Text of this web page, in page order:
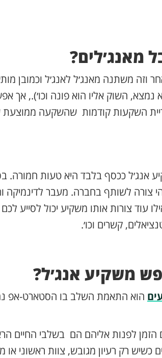
מאנג׳לים?
משתנה מאנג׳ל לאנג׳ל וכמובן
השוק אליו הוא פונה וכו׳)., אך
השקעות קודמות שהשקעה
אנג׳ל ככסף בלבד היא טעות חמורה.
צורה לשותף בחברה. מעבר לדינמיקה
עוד צורות אותו משקיע יכול לסייע
קשרים וכו׳.
משקיע אנג׳ל?
הוא התאמת השלב בו הסטארט-אפ
לפנות אליהם הם בשלבי החיים
כשיש רק רעיון מגובש, צוות ראשוני או